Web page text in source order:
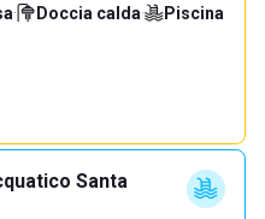
· Doccia calda·
Piscina
Santa